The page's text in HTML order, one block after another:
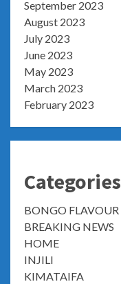
September 2023
August 2023
July 2023
June 2023
May 2023
March 2023
February 2023
Categories
BONGO FLAVOUR
BREAKING NEWS
HOME
INJILI
KIMATAIFA